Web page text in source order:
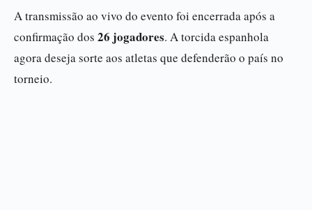
A transmissão ao vivo do evento foi encerrada após a
confirmação dos 26 jogadores. A torcida espanhola
agora deseja sorte aos atletas que defenderão o país no
torneio.